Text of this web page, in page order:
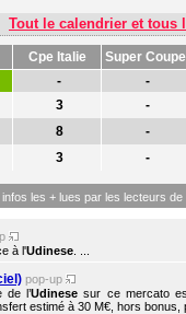
Tout le calendrier et tous
Cpe Italie Super Coupe
- -
3 -
8 -
3 -
les + lues par les lecteurs de
à l'Udinese
pop-up
de l’Udinese sur ce mercato
estimé à 30 M€, hors bonus,